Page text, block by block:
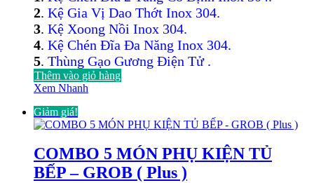
14.000.000 ₫.
là:
8.635.000 ₫.
2. Kệ Gia Vị Dao Thớt Inox 304.
3. Kệ Xoong Nồi Inox 304.
4. Kệ Chén Đĩa Đa Năng Inox 304.
5. Thùng Gạo Gương Điện Tử .
Thêm vào giỏ hàng
Xem Nhanh
Giảm giá!
COMBO 5 MÓN PHỤ KIỆN TỦ
BẾP – GROB ( Plus )